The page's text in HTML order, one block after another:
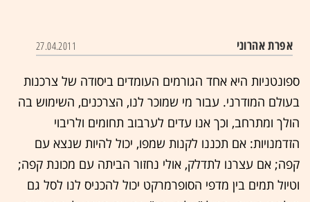
אפרת אהרוני 27.04.2011
ספונטניות היא אחד הגורמים העומדים ביסודה של צרכנות
בעולם המודרני. עבור מי שמוכר לנו, הצרכנים, השימוש בה
הולך ומתרחב, וכך אנו עדים לערבוב תחומים ולריבוי
הזדמנויות: אם תכננו לקנות שמפו, יכול להיות שנצא עם
קפה; אם עצרנו לתדלק, אולי נחזור הביתה עם מכונת קפה;
וטיול תמים בין מדפי הסופרמרקט יכול להכניס לנו לסל גם